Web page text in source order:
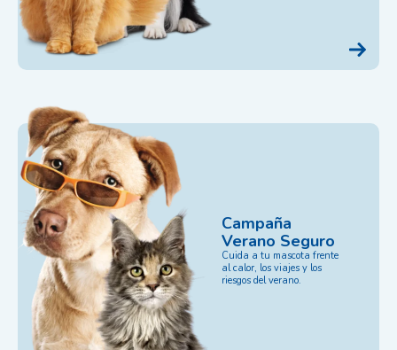
Campaña
Verano Seguro
Cuida a tu mascota frente
al calor, los viajes y los
riesgos del verano.